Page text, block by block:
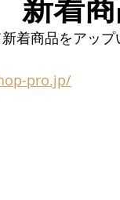
着商品をアッ
pro.jp/